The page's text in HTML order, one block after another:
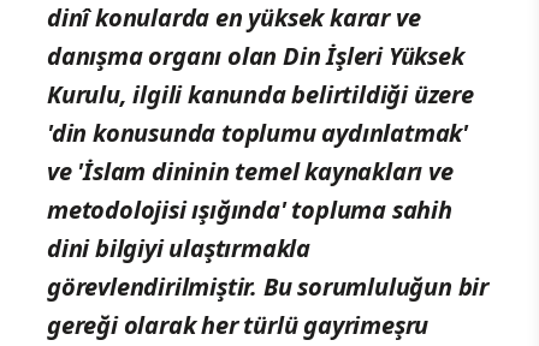
dinî konularda en yüksek karar ve
danışma organı olan Din İşleri Yüksek
Kurulu, ilgili kanunda belirtildiği üzere
'din konusunda toplumu aydınlatmak'
ve 'İslam dininin temel kaynakları ve
metodolojisi ışığında' topluma sahih
dini bilgiyi ulaştırmakla
görevlendirilmiştir. Bu sorumluluğun bir
gereği olarak her türlü gayrimeşru